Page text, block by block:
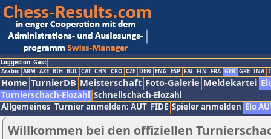
Logged on: Gast
Arabic ARM AZE BIH BUL CAT CHN CRO CZE DEN ENG ESP FAI FIN FRA GER GRE INA
Home TurnierDB Meisterschaft Foto-Galerie Meldekartei
Turnierschach-Elozahl Schnellschach-Elozahl
Allgemeines Turnier anmelden: AUT FIDE Spieler anmelden Elo
Willkommen bei den offiziellen